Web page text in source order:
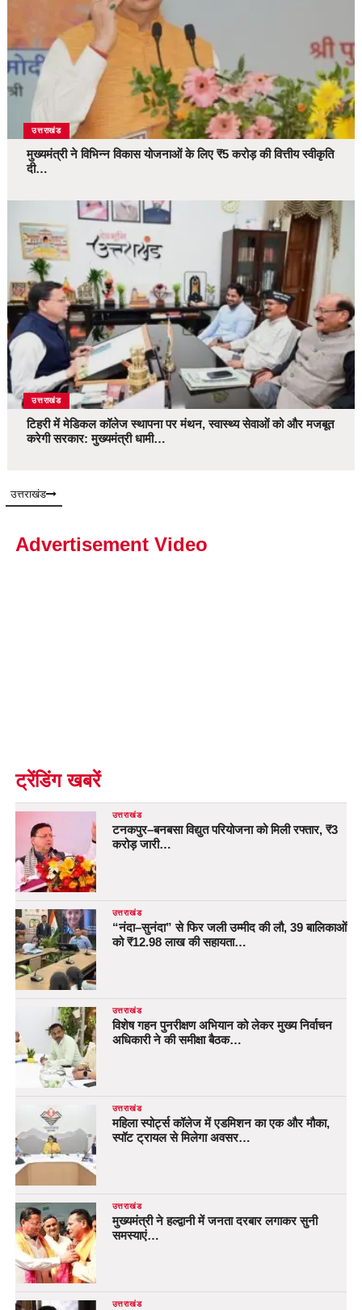
उत्तराखंड
मुख्यमंत्री ने विभिन्न विकास योजनाओं के लिए ₹5 करोड़ की वित्तीय स्वीकृति
दी…
उत्तराखंड
टिहरी में मेडिकल कॉलेज स्थापना पर मंथन, स्वास्थ्य सेवाओं को और मजबूत
करेगी सरकार: मुख्यमंत्री धामी…
उत्तराखंड
Advertisement Video
ट्रेंडिंग खबरें
उत्तराखंड
टनकपुर–बनबसा विद्युत परियोजना को मिली रफ्तार, ₹3
करोड़ जारी…
उत्तराखंड
“नंदा–सुनंदा” से फिर जली उम्मीद की लौ, 39 बालिकाओं
को ₹12.98 लाख की सहायता…
उत्तराखंड
विशेष गहन पुनरीक्षण अभियान को लेकर मुख्य निर्वाचन
अधिकारी ने की समीक्षा बैठक…
उत्तराखंड
महिला स्पोर्ट्स कॉलेज में एडमिशन का एक और मौका,
स्पॉट ट्रायल से मिलेगा अवसर…
उत्तराखंड
मुख्यमंत्री ने हल्द्वानी में जनता दरबार लगाकर सुनी
समस्याएं…
उत्तराखंड